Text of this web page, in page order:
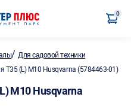
0
/Для садовой техники
T35 (L) M10 Husqvarna (5784463-01)
M10 Husqvarna